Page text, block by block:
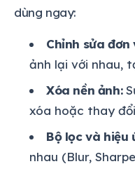
dùng ngay:
Chỉnh sửa đơn
ảnh lại với nhau,
Xóa nền ảnh:
xóa hoặc thay
Bộ lọc và hiệu
nhau (Blur,